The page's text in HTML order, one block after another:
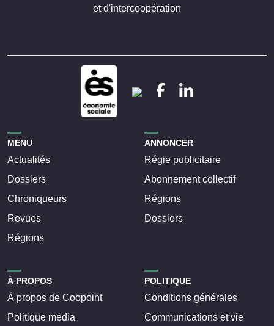
et d'intercoopération
MENU
Actualités
Dossiers
Chroniqueurs
Revues
Régions
ANNONCER
Régie publicitaire
Abonnement collectif
Régions
Dossiers
À PROPOS
À propos de Coopoint
Politique média
POLITIQUE
Conditions générales
Communications et vie